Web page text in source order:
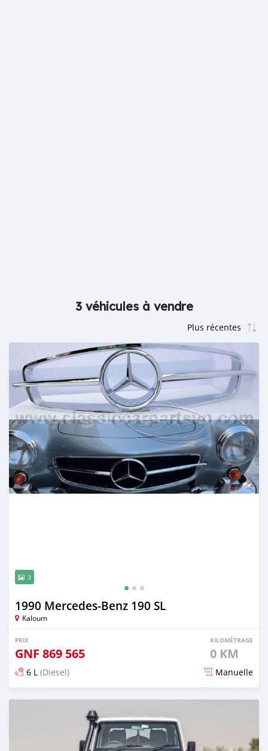
3 véhicules à vendre
3
1990 Mercedes-Benz 190 SL
Kaloum
PRIX
GNF 869 565
KILOMÉTRAGE
0 KM
6 L (Diesel) Manuelle
Publié il y a 3 mois